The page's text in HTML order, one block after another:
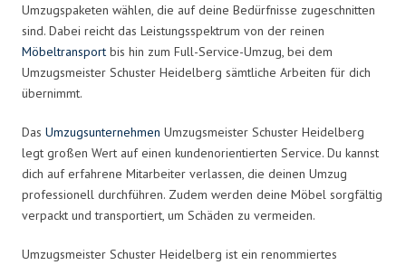
Umzugspaketen wählen, die auf deine Bedürfnisse zugeschnitten
sind. Dabei reicht das Leistungsspektrum von der reinen
Möbeltransport bis hin zum Full-Service-Umzug, bei dem
Umzugsmeister Schuster Heidelberg sämtliche Arbeiten für dich
übernimmt.
Das Umzugsunternehmen Umzugsmeister Schuster Heidelberg
legt großen Wert auf einen kundenorientierten Service. Du kannst
dich auf erfahrene Mitarbeiter verlassen, die deinen Umzug
professionell durchführen. Zudem werden deine Möbel sorgfältig
verpackt und transportiert, um Schäden zu vermeiden.
Umzugsmeister Schuster Heidelberg ist ein renommiertes